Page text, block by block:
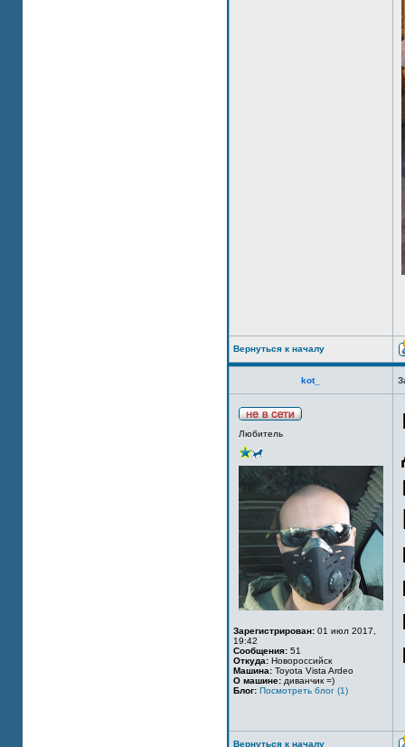
Вернуться к началу
kot_
Любитель
Зарегистрирован: 01 июл 2017,
19:42
Сообщения: 51
Откуда: Новороссийск
Машина: Toyota Vista Ardeo
О машине: диванчик =)
Блог: Посмотреть блог (1)
Вернуться к началу